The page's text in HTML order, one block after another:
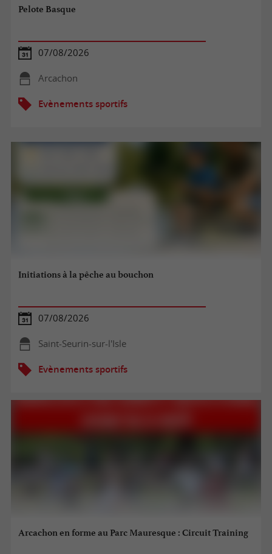
Pelote Basque
07/08/2026
Arcachon
Evènements sportifs
Initiations à la pêche au bouchon
07/08/2026
Saint-Seurin-sur-l'Isle
Evènements sportifs
Arcachon en forme au Parc Mauresque : Circuit Training